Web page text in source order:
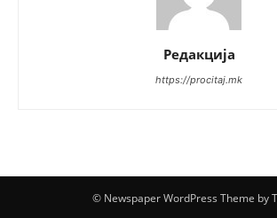
Редакција
https://procitaj.mk
© Newspaper WordPress Theme by